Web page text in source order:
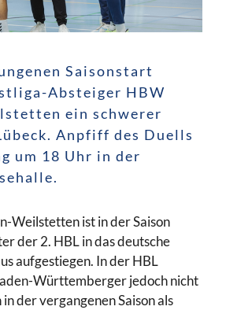
Saisonstart
Absteiger HBW
ein schwerer
Anpfiff des Duells
um 18 Uhr in der
Weilstetten ist in der Saison
der 2. HBL in das deutsche
aufgestiegen. In der HBL
Württemberger jedoch nicht
der vergangenen Saison als